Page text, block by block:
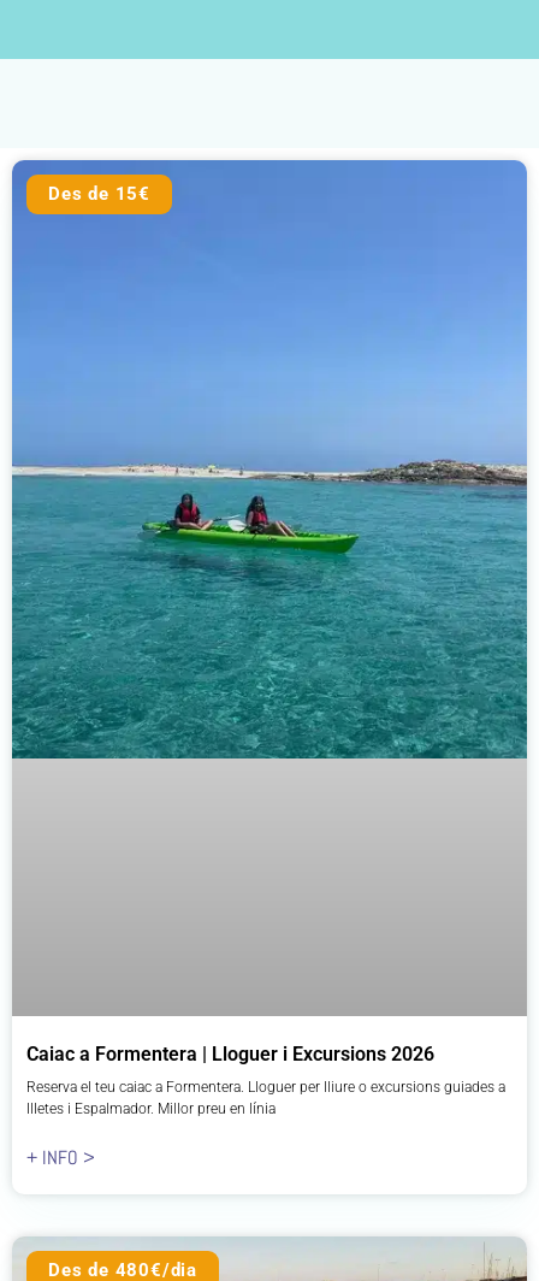
Des de 15€
Caiac a Formentera | Lloguer i Excursions 2026
Reserva el teu caiac a Formentera. Lloguer per lliure o excursions guiades a
Illetes i Espalmador. Millor preu en línia
+ INFO >
Des de 480€/dia